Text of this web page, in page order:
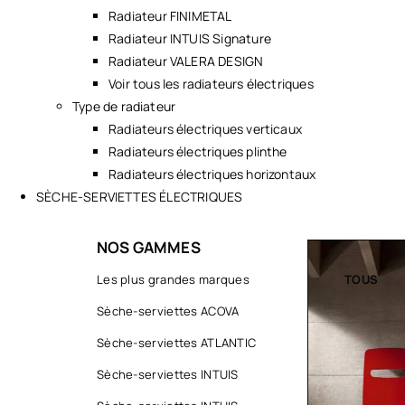
Radiateur FINIMETAL
Radiateur INTUIS Signature
Radiateur VALERA DESIGN
Voir tous les radiateurs électriques
Type de radiateur
Radiateurs électriques verticaux
Radiateurs électriques plinthe
Radiateurs électriques horizontaux
SÈCHE-SERVIETTES ÉLECTRIQUES
NOS GAMMES
Les plus grandes marques
Sèche-serviettes ACOVA
Sèche-serviettes ATLANTIC
Sèche-serviettes INTUIS
TOUS